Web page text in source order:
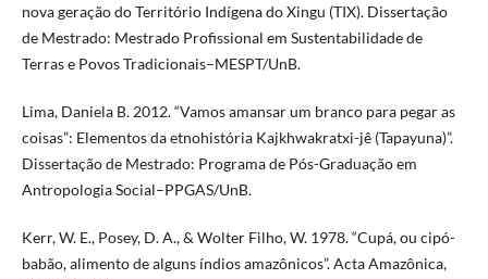
nova geração do Território Indígena do Xingu (TIX). Dissertação
de Mestrado: Mestrado Profissional em Sustentabilidade de
Terras e Povos Tradicionais–MESPT/UnB.
Lima, Daniela B. 2012. “Vamos amansar um branco para pegar as
coisas”: Elementos da etnohistória Kajkhwakratxi-jê (Tapayuna)”.
Dissertação de Mestrado: Programa de Pós-Graduação em
Antropologia Social–PPGAS/UnB.
Kerr, W. E., Posey, D. A., & Wolter Filho, W. 1978. “Cupá, ou cipó-
babão, alimento de alguns índios amazônicos”. Acta Amazônica,